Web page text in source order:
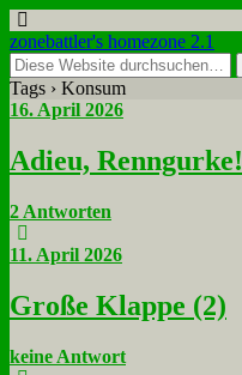
zonebattler's homezone 2.1
Tags › Konsum
16. April 2026
Adieu, Renn­gur­ke!
2 Antworten
11. April 2026
Gro­ße Klap­pe (2)
keine Antwort